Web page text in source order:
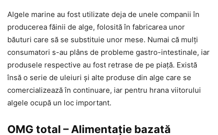
Algele marine au fost utilizate deja de unele companii în
producerea făinii de alge, folosită în fabricarea unor
băuturi care să se substituie unor mese. Numai că mulţi
consumatori s-au plâns de probleme gastro-intestinale, iar
produsele respective au fost retrase de pe piaţă. Există
însă o serie de uleiuri şi alte produse din alge care se
comercializează în continuare, iar pentru hrana viitorului
algele ocupă un loc important.
OMG total – Alimentaţie bazată